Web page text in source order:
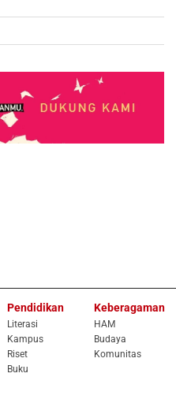
Pendidikan
Literasi
Kampus
Riset
Buku
Keberagaman
HAM
Budaya
Komunitas